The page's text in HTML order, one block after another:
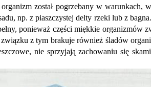
został pogrzebany w warunkach,
np. z piaszczystej delty rzeki lub z
ponieważ części miękkie organizmów
z tym brakuje również śladów
nie sprzyjają zachowaniu się